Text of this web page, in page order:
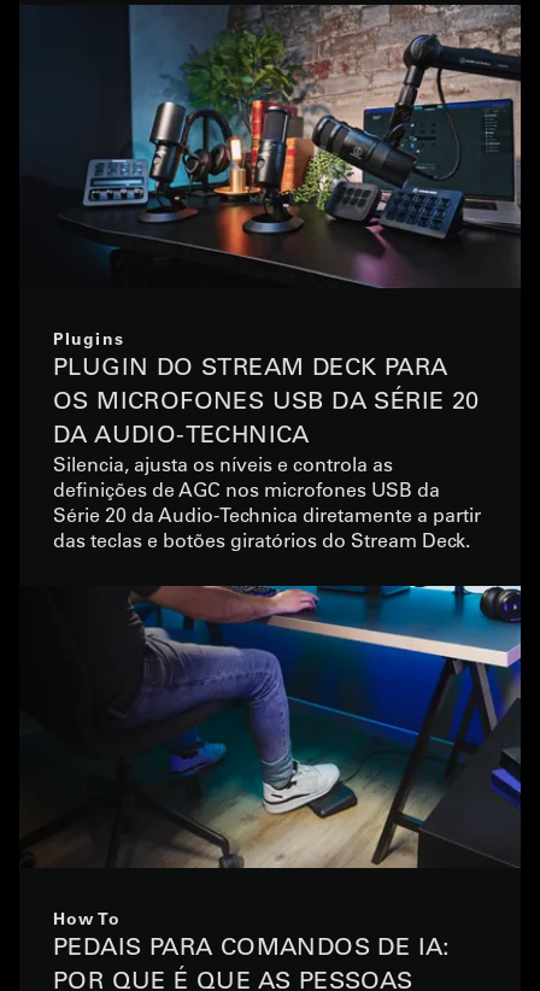
Plugins
PLUGIN DO STREAM DECK PARA
OS MICROFONES USB DA SÉRIE 20
DA AUDIO-TECHNICA
Silencia, ajusta os níveis e controla as
definições de AGC nos microfones USB da
Série 20 da Audio-Technica diretamente a partir
das teclas e botões giratórios do Stream Deck.
How To
PEDAIS PARA COMANDOS DE IA:
POR QUE É QUE AS PESSOAS